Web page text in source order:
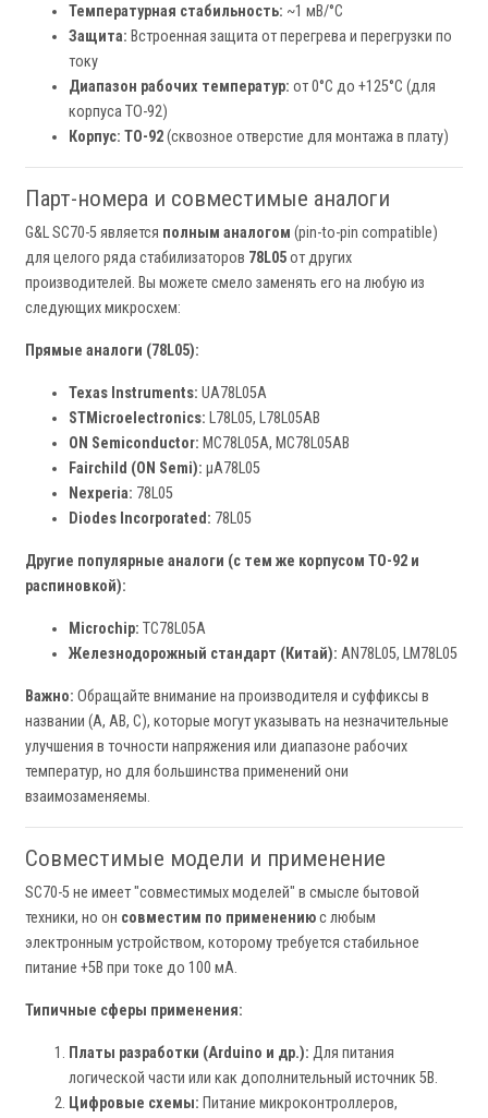
Температурная стабильность: ~1 мВ/°C
Защита: Встроенная защита от перегрева и перегрузки по
току
Диапазон рабочих температур: от 0°C до +125°C (для
корпуса TO-92)
Корпус: TO-92(сквозное отверстие для монтажа в плату)
Парт-номера и совместимые аналоги
G&L SC70-5 является полным аналогом (pin-to-pin compatible)
для целого ряда стабилизаторов 78L05от других
производителей. Вы можете смело заменять его на любую из
следующих микросхем:
Прямые аналоги (78L05):
Texas Instruments: UA78L05A
STMicroelectronics: L78L05, L78L05AB
ON Semiconductor: MC78L05A, MC78L05AB
Fairchild (ON Semi): µA78L05
Nexperia: 78L05
Diodes Incorporated: 78L05
Другие популярные аналоги (с тем же корпусом TO-92 и
распиновкой):
Microchip: TC78L05A
Железнодорожный стандарт (Китай): AN78L05, LM78L05
Важно: Обращайте внимание на производителя и суффиксы в
названии (A, AB, C), которые могут указывать на незначительные
улучшения в точности напряжения или диапазоне рабочих
температур, но для большинства применений они
взаимозаменяемы.
Совместимые модели и применение
SC70-5 не имеет "совместимых моделей" в смысле бытовой
техники, но он совместим по применениюс любым
электронным устройством, которому требуется стабильное
питание +5В при токе до 100 мА.
Типичные сферы применения:
Платы разработки (Arduino и др.): Для питания
логической части или как дополнительный источник 5В.
Цифровые схемы: Питание микроконтроллеров,